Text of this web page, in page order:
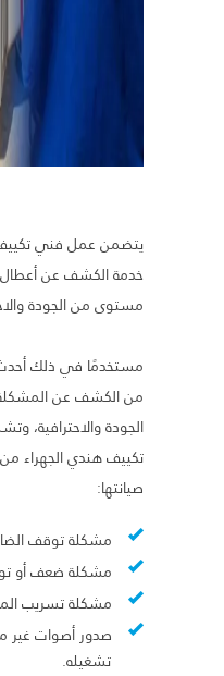
يتضمن عمل فني
خدمة الكشف عن أعطال
مستوى من الجودة
مستخدمًا في ذلك أحدث
من الكشف عن المشكلة
الجودة والاحترافية،
تكييف هندي الجهراء
صيانتها:
مشكلة توقف
مشكلة ضعف أو
مشكلة تسريب
صدور أصوات غير
تشغيله.